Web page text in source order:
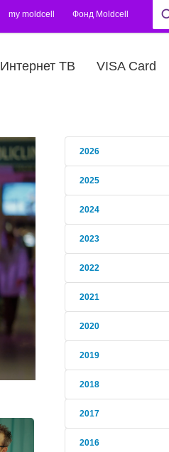
my moldcell Фонд Moldcell
Интернет ТВ VISA Card
2026
2025
2024
2023
2022
2021
2020
2019
2018
2017
2016